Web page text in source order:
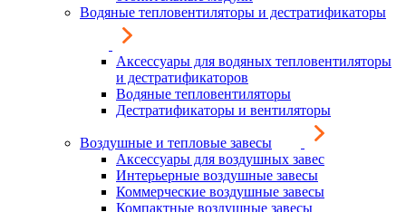
Водяные тепловентиляторы и дестратификаторы
Аксессуары для водяных тепловентиляторы
и дестратификаторов
Водяные тепловентиляторы
Дестратификаторы и вентиляторы
Воздушные и тепловые завесы
Аксессуары для воздушных завес
Интерьерные воздушные завесы
Коммерческие воздушные завесы
Компактные воздушные завесы